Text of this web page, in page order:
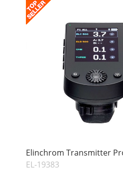
Elinchrom Transmitter
EL-19383